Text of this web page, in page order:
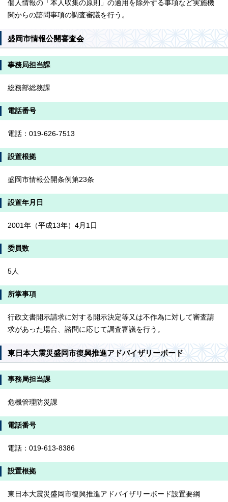
個人情報の「本人収集の原則」の適用を除外する事項など実施機
関からの諮問事項の調査審議を行う。
盛岡市情報公開審査会
事務局担当課
総務部総務課
電話番号
電話：019-626-7513
設置根拠
盛岡市情報公開条例第23条
設置年月日
2001年（平成13年）4月1日
委員数
5人
所掌事項
行政文書開示請求に対する開示決定等又は不作為に対して審査請
求があった場合、諮問に応じて調査審議を行う。
東日本大震災盛岡市復興推進アドバイザリーボード
事務局担当課
危機管理防災課
電話番号
電話：019-613-8386
設置根拠
東日本大震災盛岡市復興推進アドバイザリーボード設置要綱